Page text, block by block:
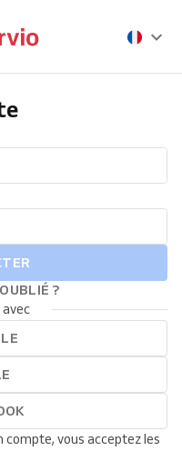
?
compte, vous acceptez les